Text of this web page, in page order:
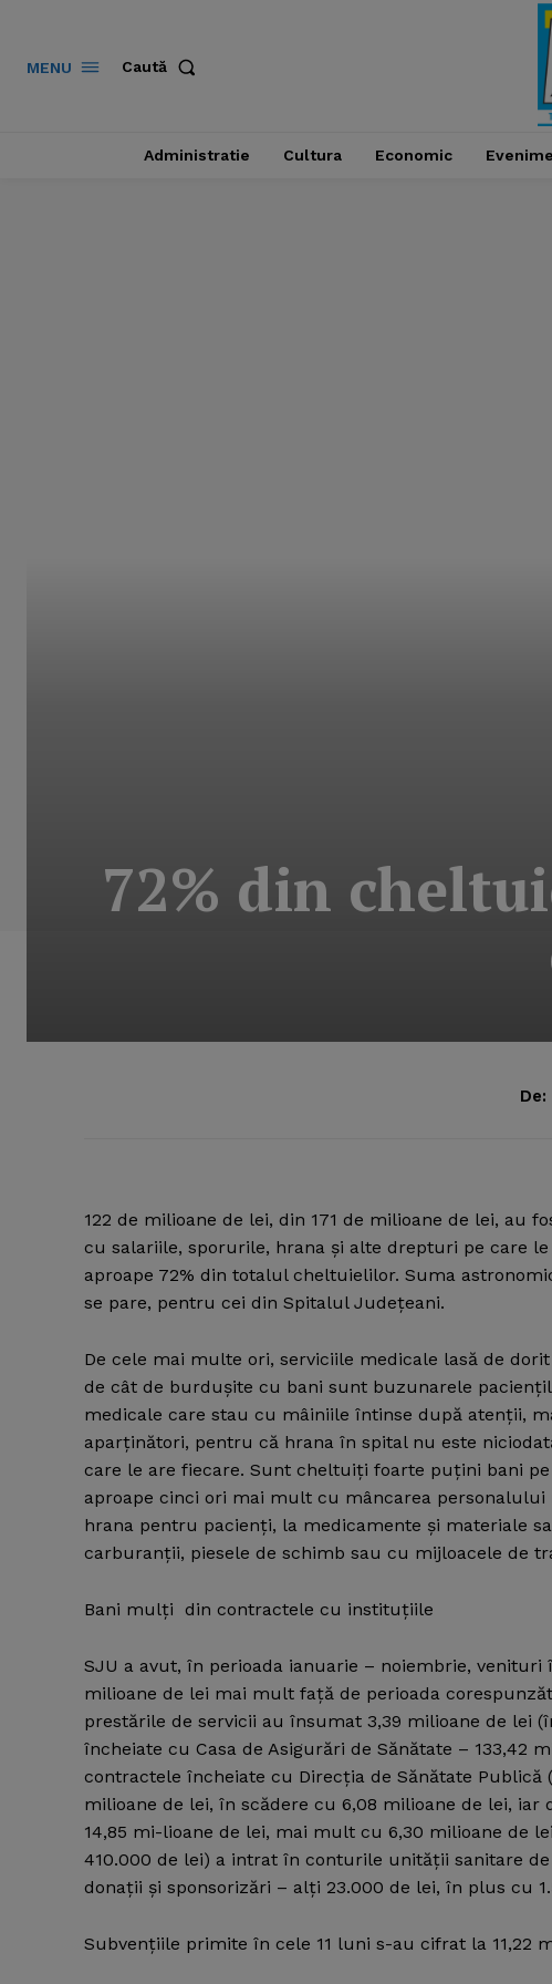
MENU Caută
Administratie Cultura Economic
72% din
De:
122 de milioane de lei, din 171 de milioane de lei, au
cu salariile, sporurile, hrana şi alte drepturi pe care
aproape 72% din totalul cheltuielilor. Suma
se pare, pentru cei din Spitalul Judeţeani.
De cele mai multe ori, serviciile medicale lasă de
de cât de burduşite cu bani sunt buzunarele
medicale care stau cu mâiniile întinse după atenţii,
aparţinători, pentru că hrana în spital nu este
care le are fiecare. Sunt cheltuiţi foarte puţini bani
aproape cinci ori mai mult cu mâncarea
hrana pentru pacienţi, la medicamente şi materiale
carburanţii, piesele de schimb sau cu mijloacele de
Bani mulţi din contractele cu instituţiile
SJU a avut, în perioada ianuarie – noiembrie, venituri
milioane de lei mai mult faţă de perioada
prestările de servicii au însumat 3,39 milioane de lei
încheiate cu Casa de Asigurări de Sănătate – 133,42
contractele încheiate cu Direcţia de Sănătate
milioane de lei, în scădere cu 6,08 milioane de lei,
14,85 mi-lioane de lei, mai mult cu 6,30 milioane de
410.000 de lei) a intrat în conturile unităţii sanitare
donaţii şi sponsorizări – alţi 23.000 de lei, în plus cu
Subvenţiile primite în cele 11 luni s-au cifrat la 11,22